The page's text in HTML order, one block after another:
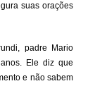
suas orações
padre Mario
Ele diz que
e não sabem